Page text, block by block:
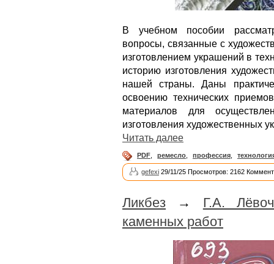
В учебном пособии
вопросы, связанные с
изготовлением украшений в
историю изготовления
нашей страны. Даны
освоению технических
материалов для
изготовления художественных
Читать далее
PDF ремесло профессия
gefexi 29/11/25 Просмотров: 2162
Ликбез → Г.А.
каменных работ